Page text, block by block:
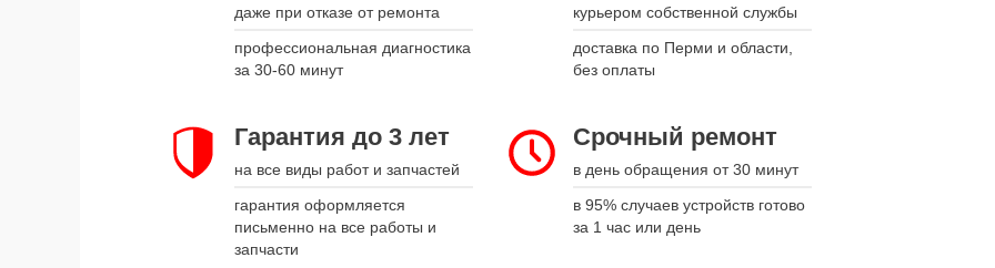
даже при отказе от ремонта
профессиональная диагностика
за 30-60 минут
курьером собственной службы
доставка по Перми и области,
без оплаты
Гарантия до 3 лет
на все виды работ и запчастей
гарантия оформляется
письменно на все работы и
запчасти
Срочный ремонт
в день обращения от 30 минут
в 95% случаев устройств готово
за 1 час или день